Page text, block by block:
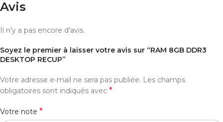
Avis
Il n’y a pas encore d’avis.
Soyez le premier à laisser votre avis sur “RAM 8GB DDR3
DESKTOP RECUP”
Votre adresse e-mail ne sera pas publiée. Les champs
obligatoires sont indiqués avec *
Votre note *